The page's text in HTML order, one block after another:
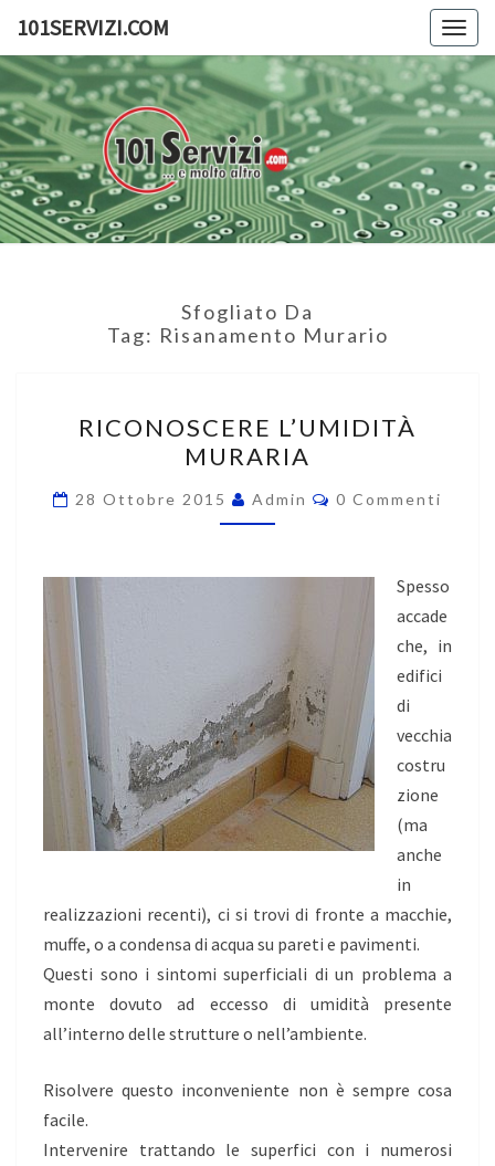
content
101SERVIZI.COM
101
Servizi
E
Molto
Altro
Sfogliato Da
Tag: Risanamento Murario
L’UMIDITÀ
MURARIA
RICONOSCERE L’UMIDITÀ
MURARIA
28 Ottobre 2015 Admin Commenti
0 Commenti
Spesso
accade
che, in
edifici
di
vecchia
costru
zione
(ma
anche
in
realizzazioni recenti), ci si trovi di fronte a macchie,
muffe, o a condensa di acqua su pareti e pavimenti.
Questi sono i sintomi superficiali di un problema a
monte dovuto ad eccesso di umidità presente
all’interno delle strutture o nell’ambiente.
Risolvere questo inconveniente non è sempre cosa
facile.
Intervenire trattando le superfici con i numerosi